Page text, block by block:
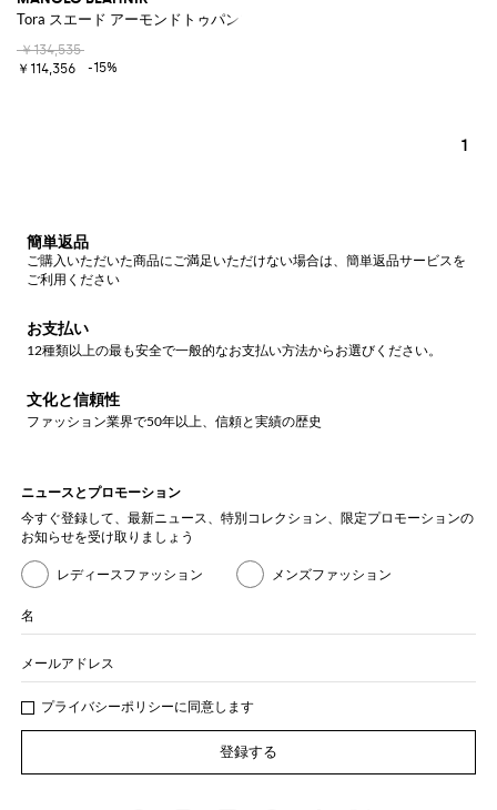
Tora スエード アーモンドトゥパンプス ミッドスティレットヒール
￥134,535
￥114,356
-15%
1
簡単返品
ご購入いただいた商品にご満足いただけない場合は、簡単返品サービスを
ご利用ください
お支払い
12種類以上の最も安全で一般的なお支払い方法からお選びください。
文化と信頼性
ファッション業界で50年以上、信頼と実績の歴史
ニュースとプロモーション
今すぐ登録して、最新ニュース、特別コレクション、限定プロモーションの
お知らせを受け取りましょう
レディースファッション メンズファッション
名
メールアドレス
プライバシーポリシーに同意します
登録する